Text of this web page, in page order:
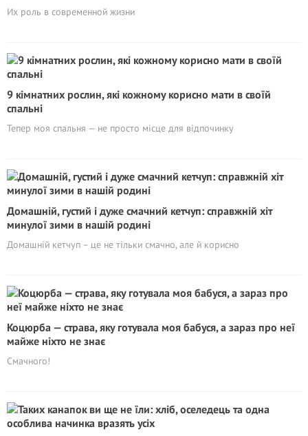
Их роль в современной жизни
9 кімнатних рослин, які кожному корисно мати в своїй
спальні
Тепер моя спальня — не просто місце для відпочинку
Домашній, густий і дуже смачний кетчуп: справжній хіт
минулої зими в нашій родині
Домашній кетчуп – це не тільки смачно, але й корисно
Коцюрба — страва, яку готувала моя бабуся, а зараз про неї
майже ніхто не знає
Смачного!